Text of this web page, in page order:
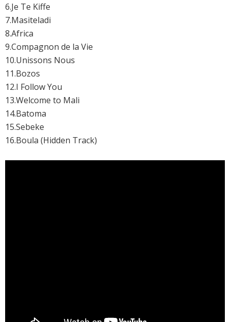
6.Je Te Kiffe
7.Masiteladi
8.Africa
9.Compagnon de la Vie
10.Unissons Nous
11.Bozos
12.I Follow You
13.Welcome to Mali
14.Batoma
15.Sebeke
16.Boula (Hidden Track)